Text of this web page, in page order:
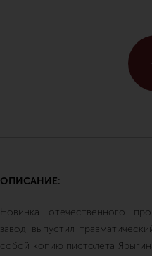
ОПИСАНИЕ:
Новинка отечественного
завод выпустил
собой копию пистолета